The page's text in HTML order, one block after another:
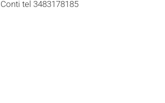
tel 3483178185